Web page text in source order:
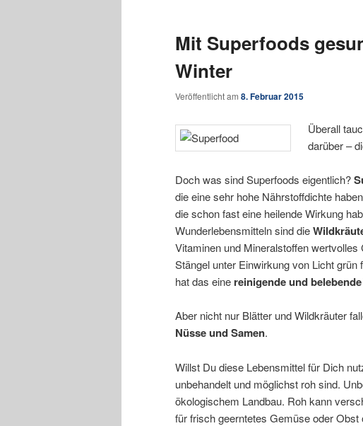
Mit Superfoods
Winter
Veröffentlicht am 8. Februar 2015
Überall
darüber –
Doch was sind Superfoods eigentlich?
die eine sehr hohe Nährstoffdichte
die schon fast eine heilende Wirkung
Wunderlebensmitteln sind die
Vitaminen und Mineralstoffen
Stängel unter Einwirkung von Licht
hat das eine reinigende und
Aber nicht nur Blätter und Wildkräuter
Nüsse und Samen.
Willst Du diese Lebensmittel für Dich
unbehandelt und möglichst roh sind.
ökologischem Landbau. Roh kann
für frisch geerntetes Gemüse oder